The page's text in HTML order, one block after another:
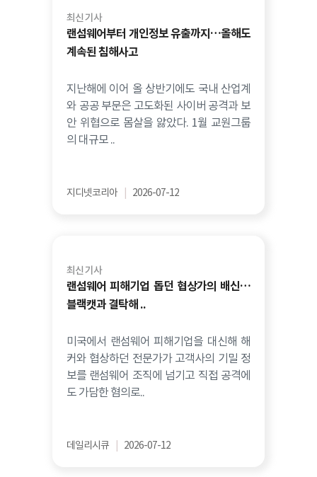
최신 기사
랜섬웨어부터 개인정보 유출까지…올해도
계속된 침해사고
지난해에 이어 올 상반기에도 국내 산업계
와 공공 부문은 고도화된 사이버 공격과 보
안 위협으로 몸살을 앓았다. 1월 교원그룹
의 대규모 ..
지디넷코리아 2026-07-12
최신 기사
랜섬웨어 피해기업 돕던 협상가의 배신…
블랙캣과 결탁해 ..
미국에서 랜섬웨어 피해기업을 대신해 해
커와 협상하던 전문가가 고객사의 기밀 정
보를 랜섬웨어 조직에 넘기고 직접 공격에
도 가담한 혐의로..
데일리시큐 2026-07-12